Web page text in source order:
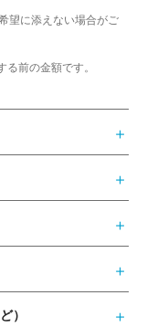
望に添えない場合がご
前の金額です。
）